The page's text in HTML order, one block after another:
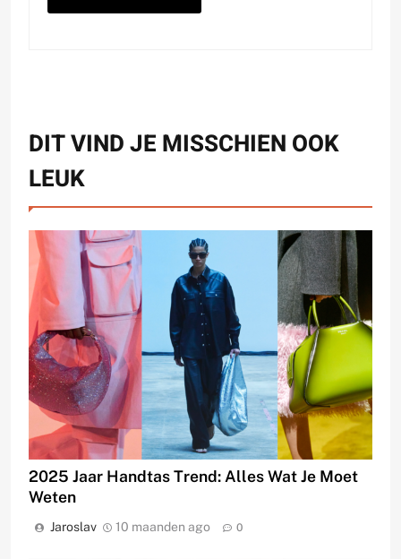
DIT VIND JE MISSCHIEN OOK
LEUK
2025 Jaar Handtas Trend: Alles Wat Je Moet
Weten
Jaroslav 10 maanden ago 0